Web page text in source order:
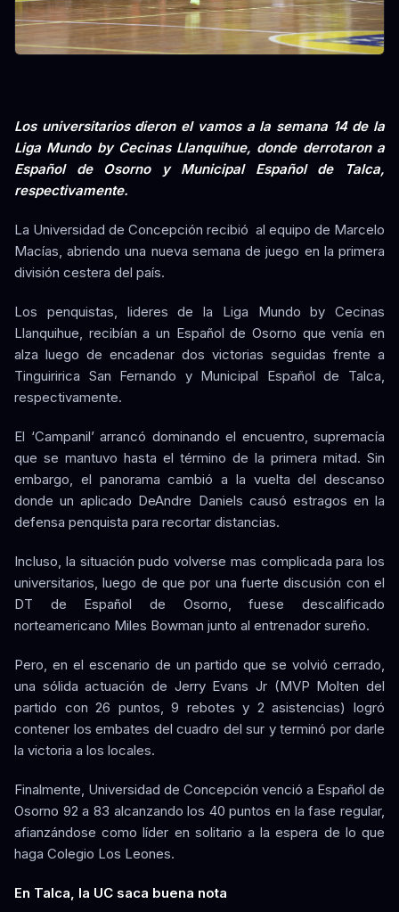
Los universitarios dieron el vamos a la semana 14 de la
Liga Mundo by Cecinas Llanquihue, donde derrotaron a
Español de Osorno y Municipal Español de Talca,
respectivamente.
La Universidad de Concepción recibió al equipo de Marcelo
Macías, abriendo una nueva semana de juego en la primera
división cestera del país.
Los penquistas, lideres de la Liga Mundo by Cecinas
Llanquihue, recibían a un Español de Osorno que venía en
alza luego de encadenar dos victorias seguidas frente a
Tinguiririca San Fernando y Municipal Español de Talca,
respectivamente.
El ‘Campanil’ arrancó dominando el encuentro, supremacía
que se mantuvo hasta el término de la primera mitad. Sin
embargo, el panorama cambió a la vuelta del descanso
donde un aplicado DeAndre Daniels causó estragos en la
defensa penquista para recortar distancias.
Incluso, la situación pudo volverse mas complicada para los
universitarios, luego de que por una fuerte discusión con el
DT de Español de Osorno, fuese descalificado
norteamericano Miles Bowman junto al entrenador sureño.
Pero, en el escenario de un partido que se volvió cerrado,
una sólida actuación de Jerry Evans Jr (MVP Molten del
partido con 26 puntos, 9 rebotes y 2 asistencias) logró
contener los embates del cuadro del sur y terminó por darle
la victoria a los locales.
Finalmente, Universidad de Concepción venció a Español de
Osorno 92 a 83 alcanzando los 40 puntos en la fase regular,
afianzándose como líder en solitario a la espera de lo que
haga Colegio Los Leones.
En Talca, la UC saca buena nota